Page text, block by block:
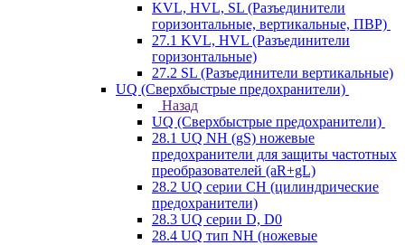
KVL, HVL, SL (Разъединители
горизонтальные, вертикальные, ПВР)
27.1 KVL, HVL (Разъединители
горизонтальные)
27.2 SL (Разъединители вертикальные)
UQ (Сверхбыстрые предохранители)
Назад
UQ (Сверхбыстрые предохранители)
28.1 UQ NH (gS) ножевые
предохранители для защиты частотных
преобразователей (aR+gL)
28.2 UQ серии CH (цилиндрические
предохранители)
28.3 UQ серии D, D0
28.4 UQ тип NH (ножевые